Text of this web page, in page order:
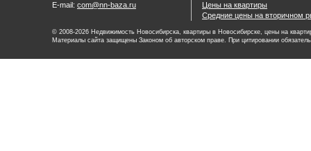
E-mail: com@nn-baza.ru
Цены на квартиры
Средние цены на вторичном
© 2008-2026 Недвижимость Новосибирска, квартиры в Новосибирске, цены на
Материалы сайта защищены Законом об авторском праве. При цитировании